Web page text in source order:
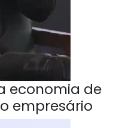
economia de
empresário